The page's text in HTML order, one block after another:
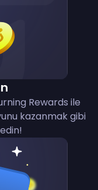
Rewards ile
kazanmak gibi